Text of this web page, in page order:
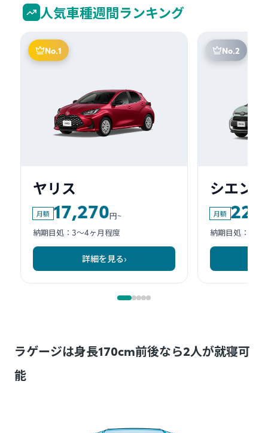
ラゲージは身長170cm前後なら2人が就寝可
能